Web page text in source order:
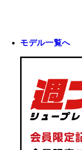
モデル一覧へ